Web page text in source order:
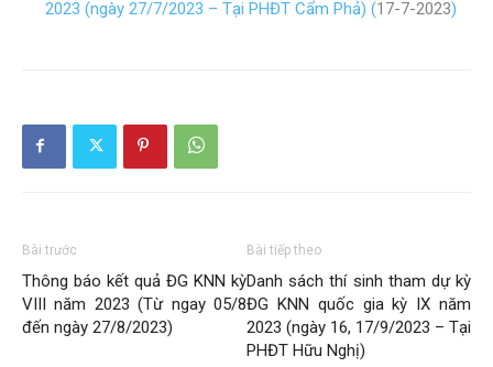
2023 (ngày 27/7/2023 – Tại PHĐT Cẩm Phả) (17-7-2023)
Bài trước
Thông báo kết quả ĐG KNN kỳ
VIII năm 2023 (Từ ngay 05/8
đến ngày 27/8/2023)
Bài tiếp theo
Danh sách thí sinh tham dự kỳ
ĐG KNN quốc gia kỳ IX năm
2023 (ngày 16, 17/9/2023 – Tại
PHĐT Hữu Nghị)